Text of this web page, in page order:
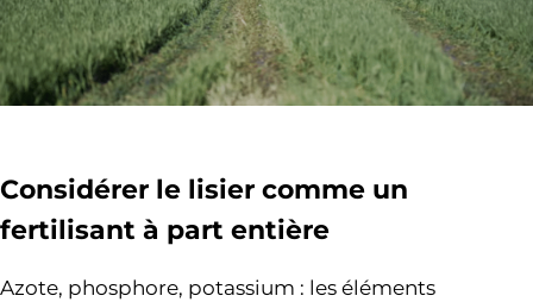
Considérer le lisier comme un
fertilisant à part entière
Azote, phosphore, potassium : les éléments